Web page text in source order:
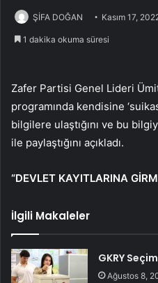
ŞİFA DOĞAN Kasım 17,
1 dakika okuma süresi
Zafer Partisi Genel Lideri
programında kendisine
bilgilere ulaştığını ve bu
ile paylaştığını açıkladı.
“DEVLET KAYITLARINA
İlgili Makaleler
GKRY
Ağustos 8,